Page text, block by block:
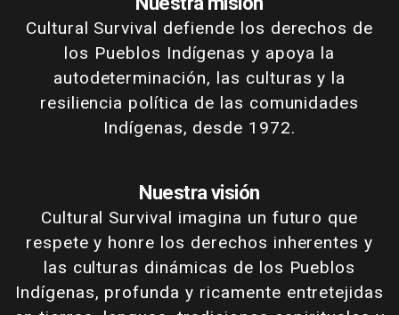
Cultural Survival defiende los derechos de
los Pueblos Indígenas y apoya la
autodeterminación, las culturas y la
resiliencia política de las comunidades
Indígenas, desde 1972.
Nuestra visión
Cultural Survival imagina un futuro que
respete y honre los derechos inherentes y
las culturas dinámicas de los Pueblos
Indígenas, profunda y ricamente entretejidas